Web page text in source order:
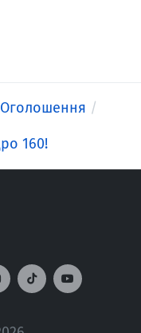
Оголошення
160!